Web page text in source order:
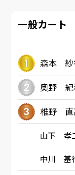
一般カート
森本 紗
奥野 紀
椎野 直
山下 孝
中川 基